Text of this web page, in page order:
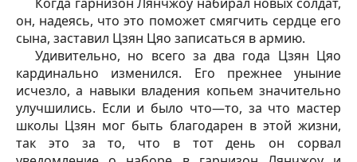
он, надеясь, что это поможет смягчить сердце его
сына, заставил Цзян Цяо записаться в армию.
Удивительно, но всего за два года Цзян Цяо
кардинально изменился. Его прежнее уныние
исчезло, а навыки владения копьем значительно
улучшились. Если и было что—то, за что мастер
школы Цзян мог быть благодарен в этой жизни,
так это за то, что в тот день он сорвал